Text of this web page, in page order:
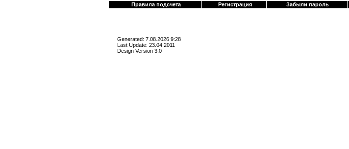
Правила подсчета Регистрация Забыли пароль
Generated: 7.08.2026 9:28
Last Update: 23.04.2011
Design Version 3.0